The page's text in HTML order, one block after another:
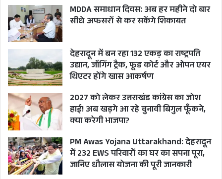
MDDA समाधान दिवस: अब हर महीने दो बार
सीधे अफसरों से कर सकेंगे शिकायत
देहरादून में बन रहा 132 एकड़ का राष्ट्रपति
उद्यान, जॉगिंग ट्रैक, फूड कोर्ट और ओपन एयर
थिएटर होंगे खास आकर्षण
2027 को लेकर उत्तराखंड कांग्रेस का जोश
हाई! अब खड़गे आ रहे चुनावी बिगुल फूँकने,
क्या करेगी भाजपा?
PM Awas Yojana Uttarakhand: देहरादून
में 232 EWS परिवारों का घर का सपना पूरा,
जानिए धौलास योजना की पूरी जानकारी